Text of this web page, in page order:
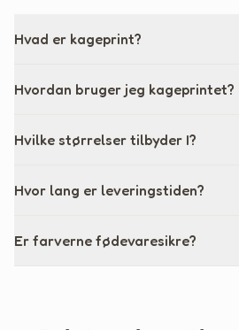
Hvad er kageprint?
Hvordan bruger jeg kageprintet?
Hvilke størrelser tilbyder I?
Hvor lang er leveringstiden?
Er farverne fødevaresikre?